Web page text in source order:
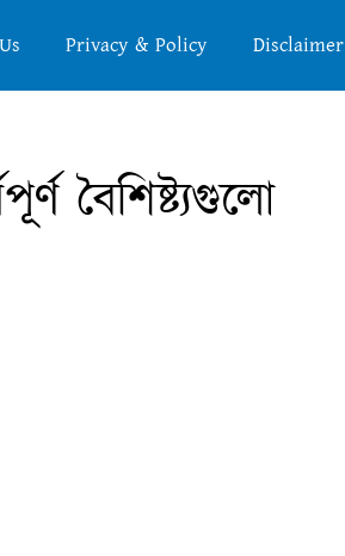
Privacy & Policy Disclaimer
বৈশিষ্ট্যগুলো